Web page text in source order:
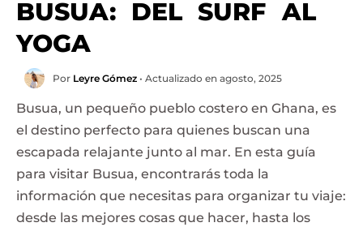
BUSUA: DEL SURF AL
YOGA
Por Leyre Gómez • Actualizado en agosto, 2025
Busua, un pequeño pueblo costero en Ghana, es
el destino perfecto para quienes buscan una
escapada relajante junto al mar. En esta guía
para visitar Busua, encontrarás toda la
información que necesitas para organizar tu viaje:
desde las mejores cosas que hacer, hasta los